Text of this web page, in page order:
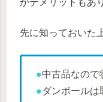
かデメリットもあ
先に知っておいた
●中古品なので
●ダンボールは